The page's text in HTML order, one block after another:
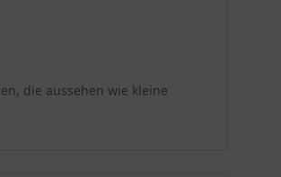
die aussehen wie kleine